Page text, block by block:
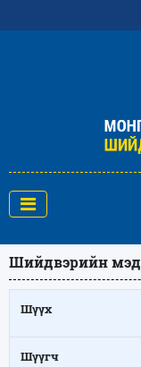
Шийдвэрийн
Шүүх
Шүүгч